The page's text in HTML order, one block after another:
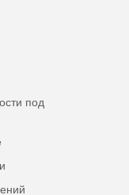
под